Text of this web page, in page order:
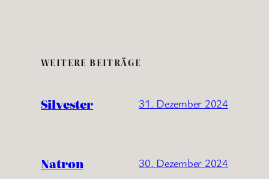
WEITERE BEITRÄGE
Silvester 31. Dezember 2024
Natron 30. Dezember 2024